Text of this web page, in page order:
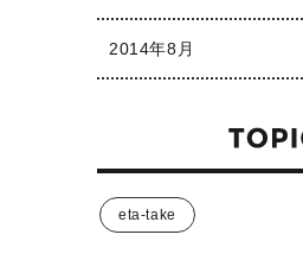
2014年8月
eta-take